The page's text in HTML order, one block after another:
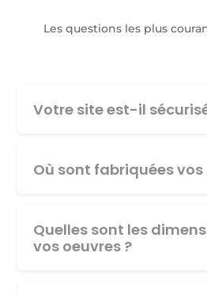
Les questions les plus
Votre site est-il
Où sont fabriquées vos
Quelles sont les
vos oeuvres ?